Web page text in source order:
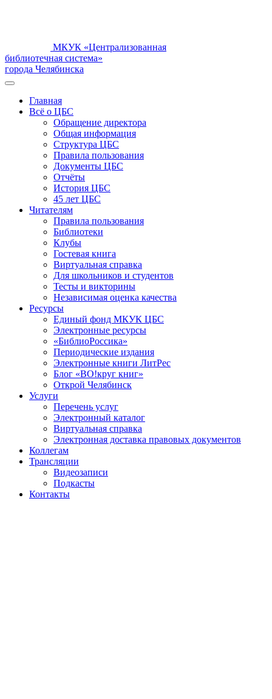
МКУК «Централизованная
библиотечная система»
города Челябинска
Главная
Всё о ЦБС
Обращение директора
Общая информация
Структура ЦБС
Правила пользования
Документы ЦБС
Отчёты
История ЦБС
45 лет ЦБС
Читателям
Правила пользования
Библиотеки
Клубы
Гостевая книга
Виртуальная справка
Для школьников и студентов
Тесты и викторины
Независимая оценка качества
Ресурсы
Единый фонд МКУК ЦБС
Электронные ресурсы
«БиблиоРоссика»
Периодические издания
Электронные книги ЛитРес
Блог «ВО!круг книг»
Открой Челябинск
Услуги
Перечень услуг
Электронный каталог
Виртуальная справка
Электронная доставка правовых документов
Коллегам
Трансляции
Видеозаписи
Подкасты
Контакты